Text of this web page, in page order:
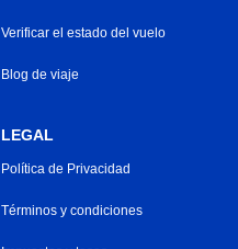
Verificar el estado del vuelo
Blog de viaje
LEGAL
Política de Privacidad
Términos y condiciones